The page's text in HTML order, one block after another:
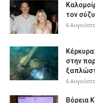
τον
6
στην
6
Βόρεια